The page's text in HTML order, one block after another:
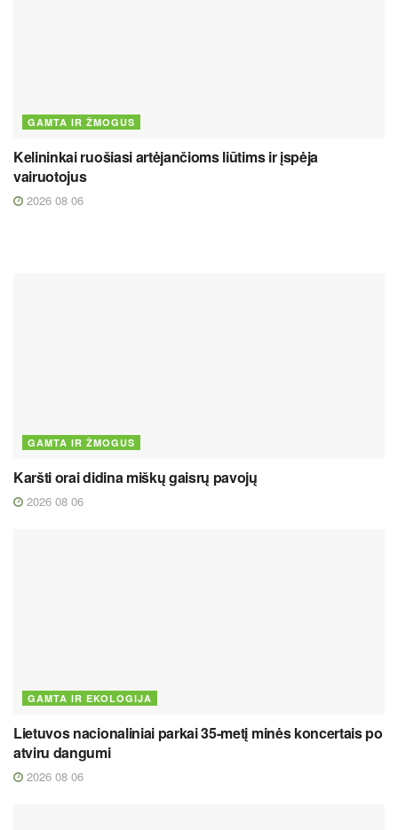
GAMTA IR ŽMOGUS
Kelininkai ruošiasi artėjančioms liūtims ir įspėja
vairuotojus
2026 08 06
GAMTA IR ŽMOGUS
Karšti orai didina miškų gaisrų pavojų
2026 08 06
GAMTA IR EKOLOGIJA
Lietuvos nacionaliniai parkai 35-metį minės koncertais po
atviru dangumi
2026 08 06